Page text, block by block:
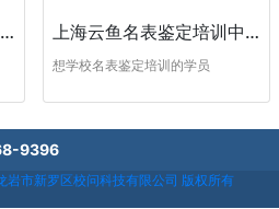
广检集团奢侈品鉴定培训中心 上海云鱼名表鉴定培训中心
想学校名表鉴定培训的学员
9396
市新罗区校问科技有限公司 版权所有